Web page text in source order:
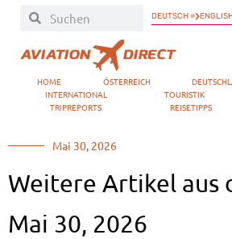
DEUTSCH »
HOME ÖSTERREICH
INTERNATIONAL
TOURISTIK
TRIPREPORTS
REISETIPPS
Mai 30, 2026
Weitere Artikel aus
Mai 30, 2026